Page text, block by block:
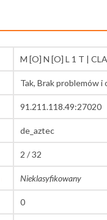
M [O] N [O] L 1 T |
Tak, Brak problemów i
91.211.118.49:27020
de_aztec
2 / 32
Nieklasyfikowany
0